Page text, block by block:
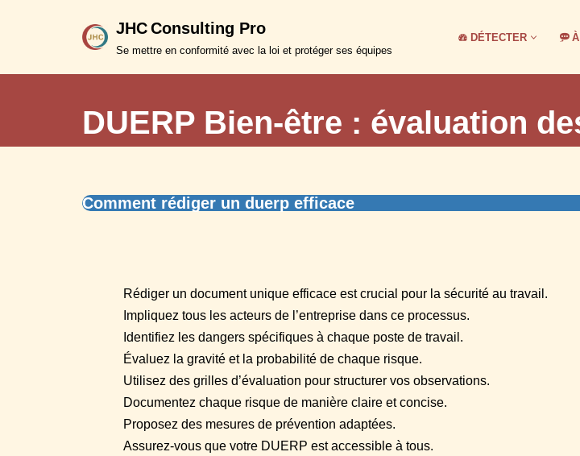
JHC Consulting Pro
Se mettre en conformité avec la loi et protéger ses équipes
DÉTECTER
DUERP Bien-être : évaluation
Comment rédiger un duerp efficace
Rédiger un document unique efficace est crucial pour la sécurité au travail.
Impliquez tous les acteurs de l’entreprise dans ce processus.
Identifiez les dangers spécifiques à chaque poste de travail.
Évaluez la gravité et la probabilité de chaque risque.
Utilisez des grilles d’évaluation pour structurer vos observations.
Documentez chaque risque de manière claire et concise.
Proposez des mesures de prévention adaptées.
Assurez-vous que votre DUERP est accessible à tous.